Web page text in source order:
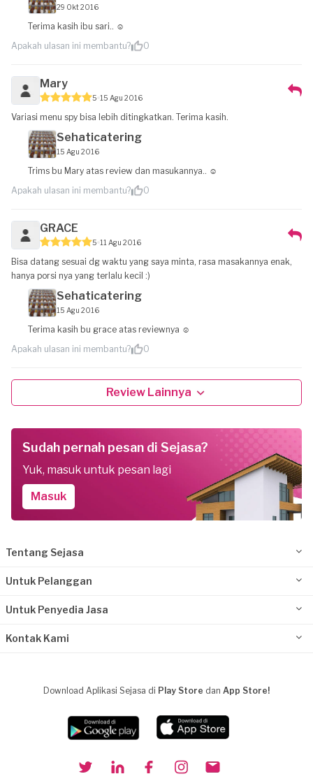
29 Okt 2016
Terima kasih ibu sari.. ☺
Apakah ulasan ini membantu?
0
Mary
5 15 Agu 2016
Variasi menu spy bisa lebih ditingkatkan. Terima kasih.
Sehaticatering
15 Agu 2016
Trims bu Mary atas review dan masukannya.. ☺
Apakah ulasan ini membantu?
0
GRACE
5 11 Agu 2016
Bisa datang sesuai dg waktu yang saya minta, rasa masakannya enak,
hanya porsi nya yang terlalu kecil :)
Sehaticatering
15 Agu 2016
Terima kasih bu grace atas reviewnya ☺
Apakah ulasan ini membantu?
0
Review Lainnya
Sudah pernah pesan di Sejasa?
Yuk, masuk untuk pesan lagi
Masuk
Tentang Sejasa
Untuk Pelanggan
Untuk Penyedia Jasa
Kontak Kami
Download Aplikasi Sejasa di Play Store dan App Store!